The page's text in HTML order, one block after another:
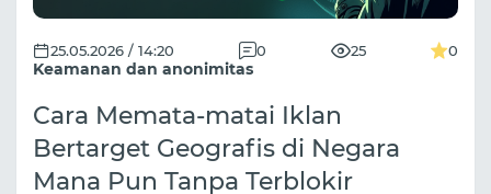
Keamanan dan anonimitas
25.05.2026 / 14:20 0 25 0
Cara Memata-matai Iklan
Bertarget Geografis di Negara
Mana Pun Tanpa Terblokir